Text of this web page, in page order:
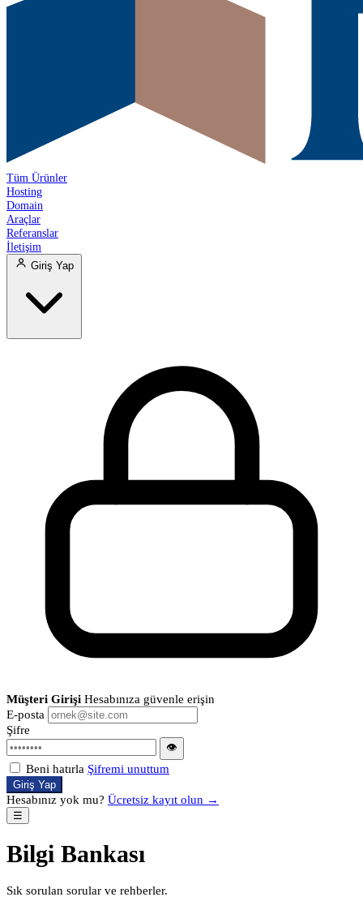
Tüm Ürünler
Hosting
Domain
Araçlar
Referanslar
İletişim
Giriş Yap
Müşteri Girişi Hesabınıza güvenle erişin
E-posta
Şifre
👁
Beni hatırla Şifremi unuttum
Giriş Yap
Hesabınız yok mu? Ücretsiz kayıt olun →
☰
Bilgi Bankası
Sık sorulan sorular ve rehberler.